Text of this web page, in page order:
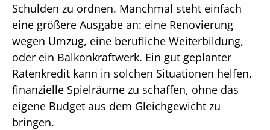
Schulden zu ordnen. Manchmal steht einfach
eine größere Ausgabe an: eine Renovierung
wegen Umzug, eine berufliche Weiterbildung,
oder ein Balkonkraftwerk. Ein gut geplanter
Ratenkredit kann in solchen Situationen helfen,
finanzielle Spielräume zu schaffen, ohne das
eigene Budget aus dem Gleichgewicht zu
bringen.